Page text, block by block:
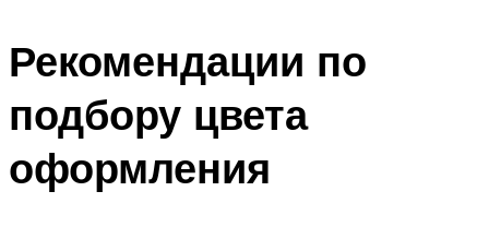
Рекомендации по
подбору цвета
оформления